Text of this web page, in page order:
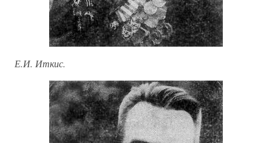
Е.И. Иткис.